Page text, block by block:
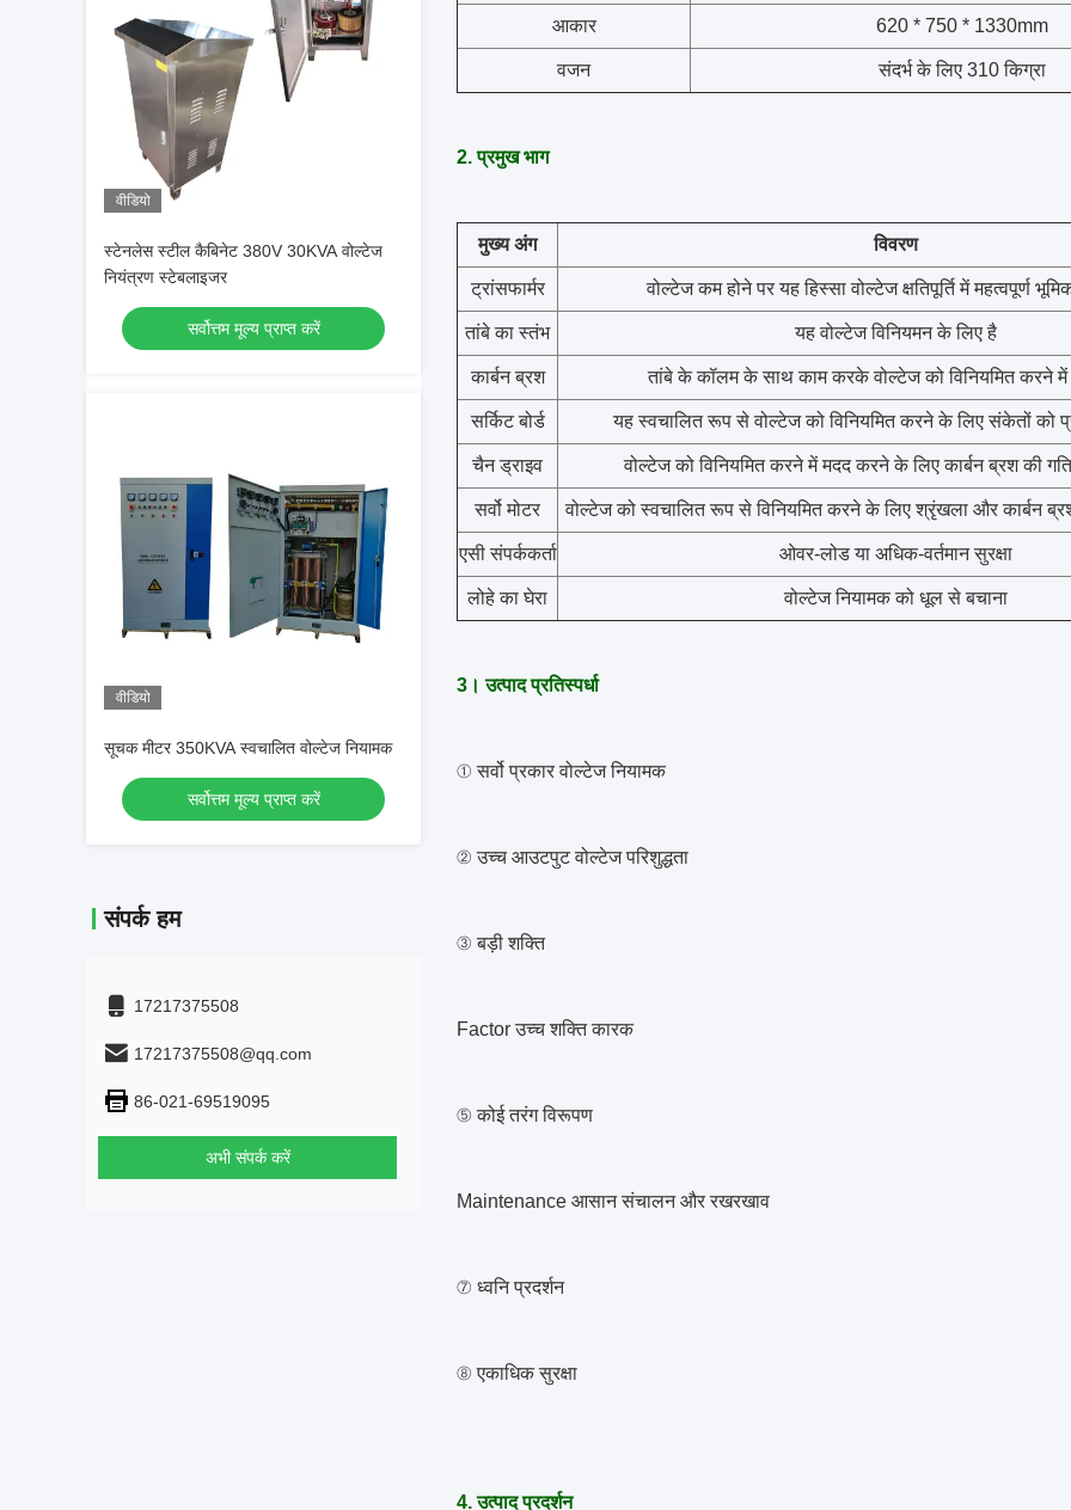
वीडियो
स्टेनलेस स्टील कैबिनेट 380V 30KVA वोल्टेज
नियंत्रण स्टेबलाइजर
सर्वोत्तम मूल्य प्राप्त करें
वीडियो
सूचक मीटर 350KVA स्वचालित वोल्टेज नियामक
सर्वोत्तम मूल्य प्राप्त करें
संपर्क हम
17217375508
17217375508@qq.com
86-021-69519095
अभी संपर्क करें
आकार 620 * 750 * 1330mm
वजन संदर्भ के लिए 310 किग्रा
2. प्रमुख भाग
मुख्य अंग विवरण
ट्रांसफार्मर वोल्टेज कम होने पर यह हिस्सा वोल्टेज क्षतिपूर्ति में महत्वपूर्ण
तांबे का स्तंभ यह वोल्टेज विनियमन के लिए है
कार्बन ब्रश तांबे के कॉलम के साथ काम करके वोल्टेज को विनियमित करने में
सर्किट बोर्ड यह स्वचालित रूप से वोल्टेज को विनियमित करने के लिए संकेतों को
चैन ड्राइव वोल्टेज को विनियमित करने में मदद करने के लिए कार्बन ब्रश की
सर्वो मोटर वोल्टेज को स्वचालित रूप से विनियमित करने के लिए श्रृंखला और कार्बन
एसी संपर्ककर्ता ओवर-लोड या अधिक-वर्तमान सुरक्षा
लोहे का घेरा वोल्टेज नियामक को धूल से बचाना
3।उत्पाद प्रतिस्पर्धा
① सर्वो प्रकार वोल्टेज नियामक
② उच्च आउटपुट वोल्टेज परिशुद्धता
③ बड़ी शक्ति
Factor उच्च शक्ति कारक
⑤ कोई तरंग विरूपण
Maintenance आसान संचालन और रखरखाव
⑦ ध्वनि प्रदर्शन
⑧ एकाधिक सुरक्षा
4. उत्पाद प्रदर्शन